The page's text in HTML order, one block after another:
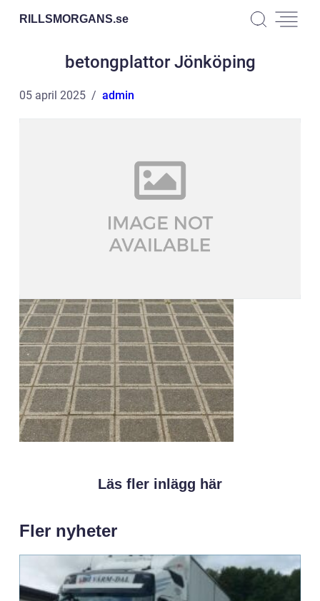
RILLSMORGANS.se
betongplattor Jönköping
05 april 2025 admin
Läs fler inlägg här
Fler nyheter